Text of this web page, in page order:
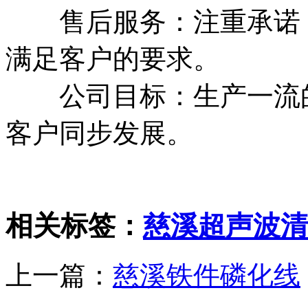
售后服务：注重承诺
满足客户的要求。
公司目标：生产一流
客户同步发展。
相关标签： 慈溪超声波
上一篇： 慈溪铁件磷化线